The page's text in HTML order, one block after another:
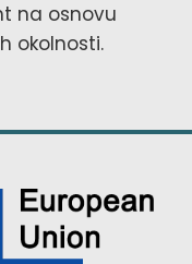
na osnovu
okolnosti.